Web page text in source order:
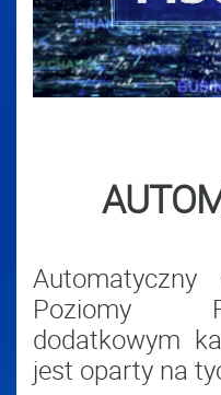
Poziomy
dodatkowym
jest oparty na